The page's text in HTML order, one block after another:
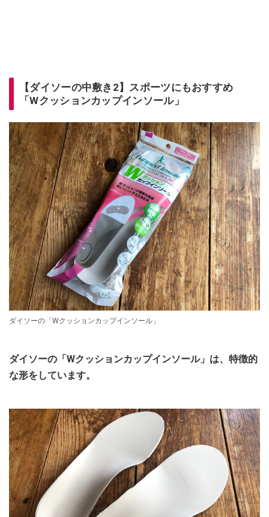
【ダイソーの中敷き2】スポーツにもおすすめ
「Wクッションカップインソール」
ダイソーの「Wクッションカップインソール」
ダイソーの「Wクッションカップインソール」は、特徴的
な形をしています。